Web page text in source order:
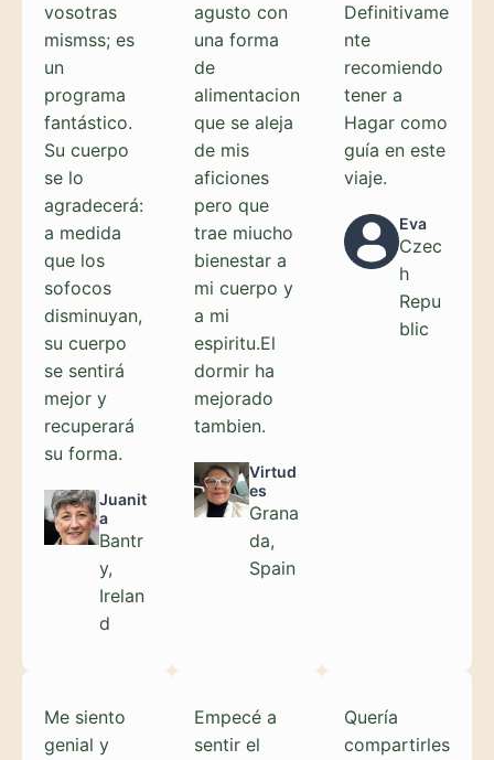
vosotras
mismss; es
un
programa
fantástico.
Su cuerpo
se lo
agradecerá:
a medida
que los
sofocos
disminuyan,
su cuerpo
se sentirá
mejor y
recuperará
su forma.
Juanit
a
Bantr
y,
Irelan
d
agusto con
una forma
de
alimentacion
que se aleja
de mis
aficiones
pero que
trae miucho
bienestar a
mi cuerpo y
a mi
espiritu.El
dormir ha
mejorado
tambien.
Virtud
es
Grana
da,
Spain
Definitivame
nte
recomiendo
tener a
Hagar como
guía en este
viaje.
Eva
Czec
h
Repu
blic
Me siento
genial y
Empecé a
sentir el
Quería
compartirles